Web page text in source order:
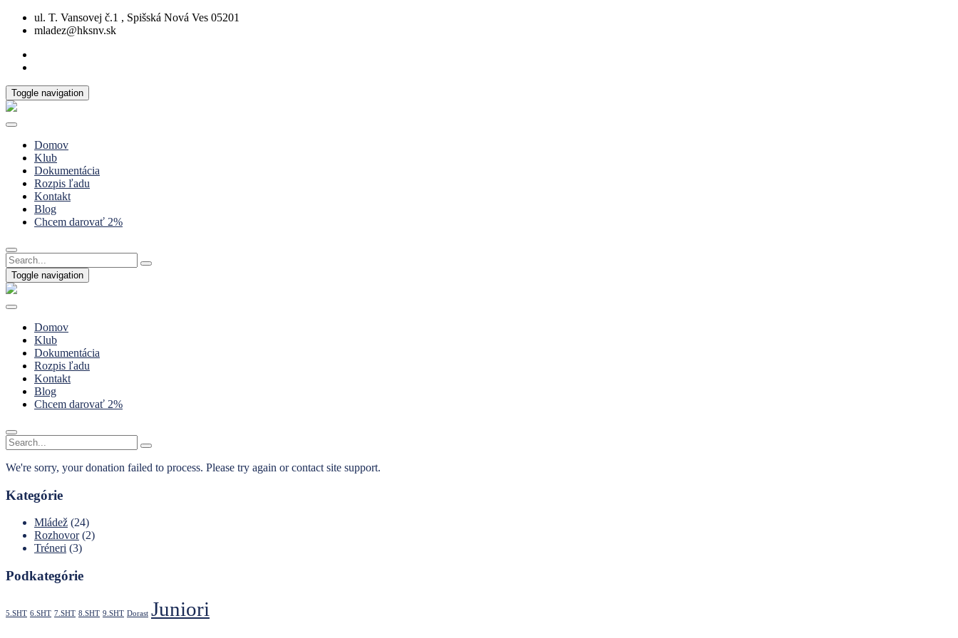
ul. T. Vansovej č.1 , Spišská Nová Ves 05201
mladez@hksnv.sk
Toggle navigation
Domov
Klub
Dokumentácia
Rozpis ľadu
Kontakt
Blog
Chcem darovať 2%
Toggle navigation
Domov
Klub
Dokumentácia
Rozpis ľadu
Kontakt
Blog
Chcem darovať 2%
We're sorry, your donation failed to process. Please try again or contact site support.
Kategórie
Mládež (24)
Rozhovor (2)
Tréneri (3)
Podkategórie
5.SHT 6.SHT 7.SHT 8.SHT 9.SHT Dorast Juniori